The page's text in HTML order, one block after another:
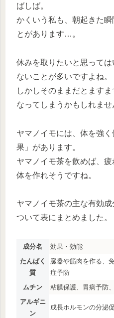
ばしば。
かくいう私も、朝起きた
とがあります…。
休みを取りたいと思って
ないことが多いですよね。
しかしそのままだとます
なってしまうかもしれませ
ヤマノイモには、体を強
果」があります。
ヤマノイモ茶を飲めば、
体を作れそうですね。
ヤマノイモ茶の主な有効
ついて表にまとめました。
成分名
効果・効能
たんぱく
質
臓器や筋肉を作る、
症予防
ムチン
粘膜保護、胃病予防
アルギニ
ン
成長ホルモンの分泌